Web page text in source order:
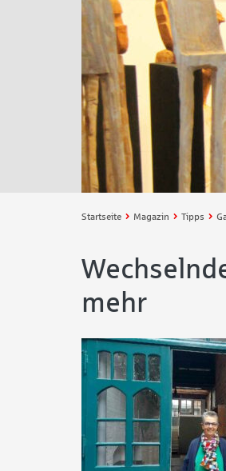
Startseite Magazin Tipps
mehr